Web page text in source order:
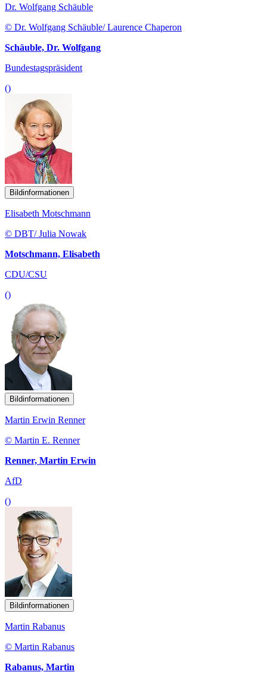
Dr. Wolfgang Schäuble
© Dr. Wolfgang Schäuble/ Laurence Chaperon
Schäuble, Dr. Wolfgang
Bundestagspräsident
()
Bildinformationen
Elisabeth Motschmann
© DBT/ Julia Nowak
Motschmann, Elisabeth
CDU/CSU
()
Bildinformationen
Martin Erwin Renner
© Martin E. Renner
Renner, Martin Erwin
AfD
()
Bildinformationen
Martin Rabanus
© Martin Rabanus
Rabanus, Martin